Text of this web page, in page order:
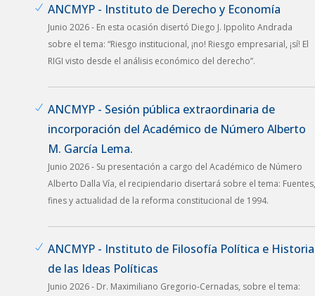
ANCMYP - Instituto de Derecho y Economía
Junio 2026 - En esta ocasión disertó Diego J. Ippolito Andrada
sobre el tema: “Riesgo institucional, ¡no! Riesgo empresarial, ¡sí! El
RIGI visto desde el análisis económico del derecho”.
ANCMYP - Sesión pública extraordinaria de
incorporación del Académico de Número Alberto
M. García Lema.
Junio 2026 - Su presentación a cargo del Académico de Número
Alberto Dalla Vía, el recipiendario disertará sobre el tema: Fuentes,
fines y actualidad de la reforma constitucional de 1994.
ANCMYP - Instituto de Filosofía Política e Historia
de las Ideas Políticas
Junio 2026 - Dr. Maximiliano Gregorio-Cernadas, sobre el tema: